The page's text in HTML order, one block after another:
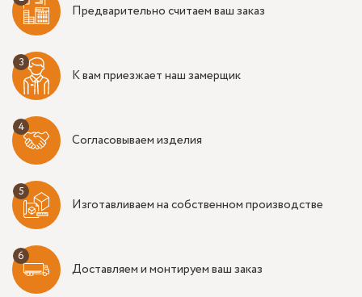
Предварительно считаем ваш заказ
К вам приезжает наш замерщик
Согласовываем изделия
Изготавливаем на собственном производстве
Доставляем и монтируем ваш заказ